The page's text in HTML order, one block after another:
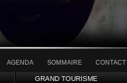
AGENDA SOMMAIRE CONTACT
GRAND TOURISME